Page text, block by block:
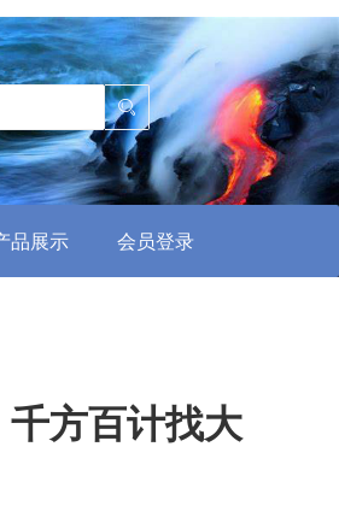
品展示 会员登录
方百计找大